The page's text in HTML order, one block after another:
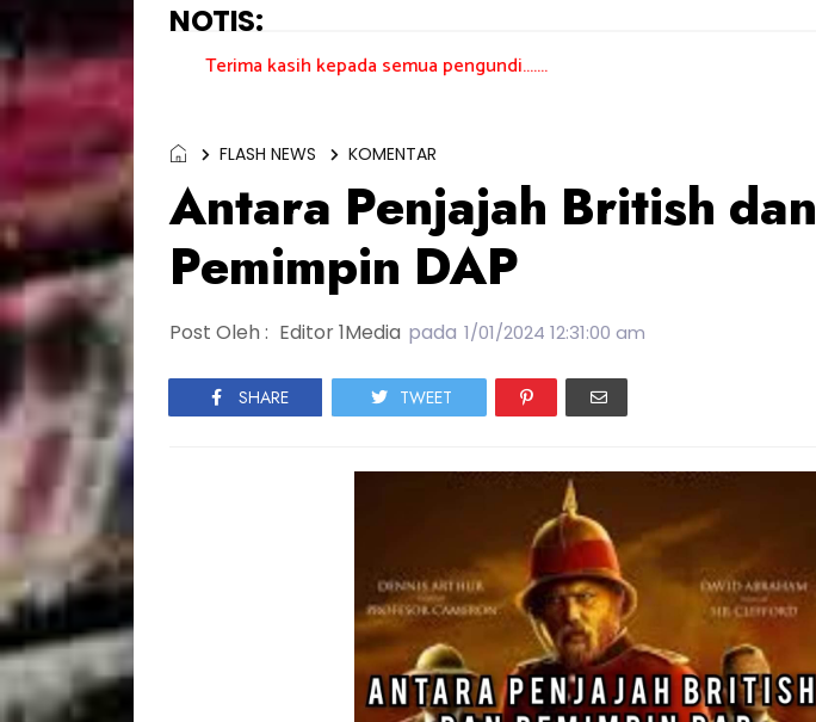
NOTIS:
Terima kasih kepada semua pengundi.......
FLASH NEWS KOMENTAR
Antara Penjajah British dan
Pemimpin DAP
Post Oleh : Editor 1Media pada 1/01/2024 12:31:00 am
SHARE TWEET